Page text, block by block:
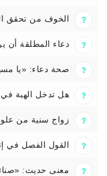
الخوف من تحقق
دعاء المطلقة أن
صحة دعاء: «يا
هل تدخل الهبة في
زواج سنية من
القول الفصل في
معنى حديث: